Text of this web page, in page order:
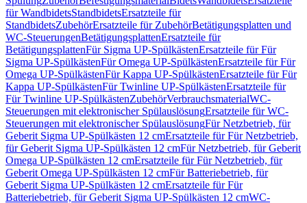
für WandbidetsStandbidetsErsatzteile für
StandbidetsZubehörErsatzteile für ZubehörBetätigungsplatten und
WC-SteuerungenBetätigungsplattenErsatzteile für
BetätigungsplattenFür Sigma UP-SpülkästenErsatzteile für Für
Sigma UP-SpülkästenFür Omega UP-SpülkästenErsatzteile für Für
Omega UP-SpülkästenFür Kappa UP-SpülkästenErsatzteile für Für
Kappa UP-SpülkästenFür Twinline UP-SpülkästenErsatzteile für
Für Twinline UP-SpülkästenZubehörVerbrauchsmaterialWC-
Steuerungen mit elektronischer SpülauslösungErsatzteile für WC-
Steuerungen mit elektronischer SpülauslösungFür Netzbetrieb, für
Geberit Sigma UP-Spülkästen 12 cmErsatzteile für Für Netzbetrieb,
für Geberit Sigma UP-Spülkästen 12 cmFür Netzbetrieb, für Geberit
Omega UP-Spülkästen 12 cmErsatzteile für Für Netzbetrieb, für
Geberit Omega UP-Spülkästen 12 cmFür Batteriebetrieb, für
Geberit Sigma UP-Spülkästen 12 cmErsatzteile für Für
Batteriebetrieb, für Geberit Sigma UP-Spülkästen 12 cmWC-